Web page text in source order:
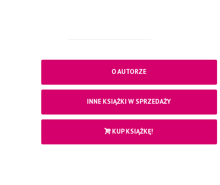
O AUTORZE
INNE KSIĄŻKI W SPRZEDAŻY
KUP KSIĄŻKĘ!